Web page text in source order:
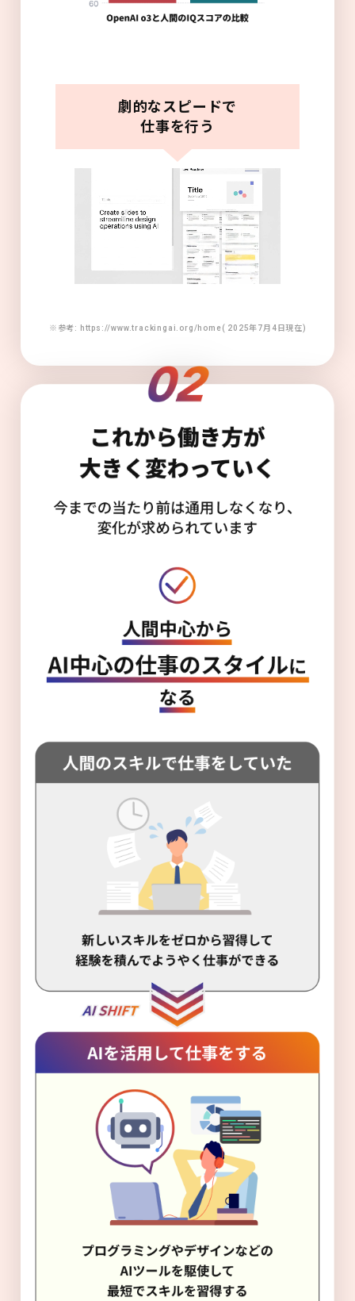
劇的なスピードで
仕事を行う
※参考: https://www.trackingai.org/home( 2025年7月4日現在)